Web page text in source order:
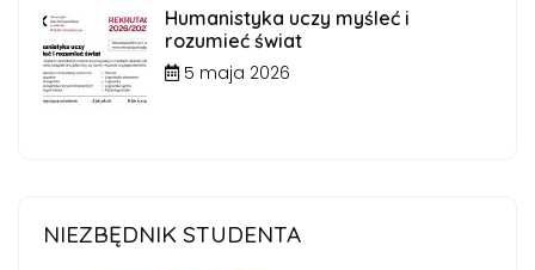
Humanistyka uczy myśleć i
rozumieć świat
5 maja 2026
NIEZBĘDNIK STUDENTA